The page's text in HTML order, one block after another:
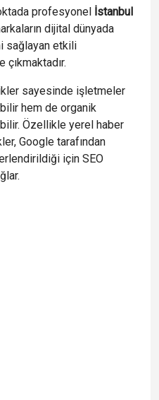
profesyonel İstanbul
dijital dünyada
sağlayan etkili
sayesinde işletmeler
hem de organik
Özellikle yerel haber
Google tarafından
için SEO